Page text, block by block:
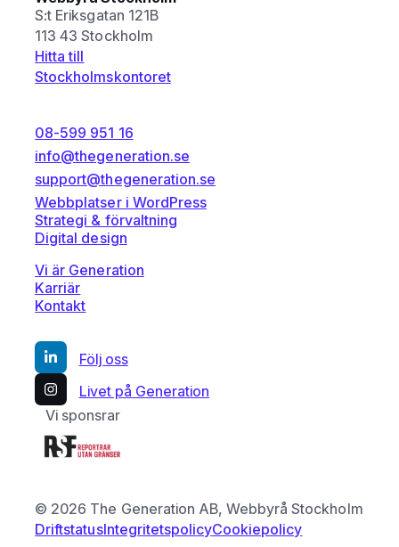
S:t Eriksgatan 121B
113 43 Stockholm
Hitta till
Stockholmskontoret
08-599 951 16
info@thegeneration.se
support@thegeneration.se
Webbplatser i WordPress
Strategi & förvaltning
Digital design
Vi är Generation
Karriär
Kontakt
Följ oss
Livet på Generation
Vi sponsrar
© 2026 The Generation AB, Webbyrå Stockholm
DriftstatusIntegritetspolicyCookiepolicy